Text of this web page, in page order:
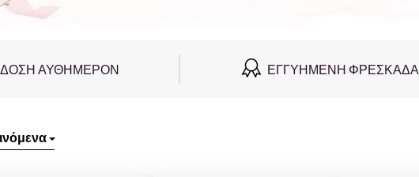
ΑΥΘΗΜΕΡΌΝ ΕΓΓΥΗΜΈΝΗ ΦΡΕΣΚΆΔΑ